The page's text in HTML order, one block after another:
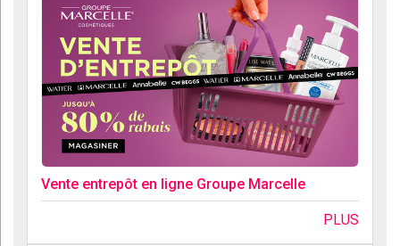
Vente entrepôt en ligne Groupe Marcelle
PLUS